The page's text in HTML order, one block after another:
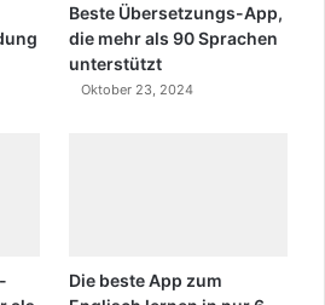
Beste Übersetzungs-App,
die mehr als 90 Sprachen
unterstützt
Oktober 23, 2024
Die beste App zum